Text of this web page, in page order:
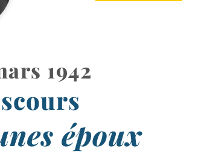
1942
époux